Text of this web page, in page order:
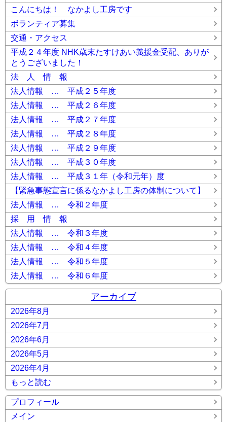
こんにちは！ なかよし工房です
ボランティア募集
交通・アクセス
平成２４年度 NHK歳末たすけあい義援金受配、ありが
とうございました！
法 人 情 報
法人情報 … 平成２５年度
法人情報 … 平成２６年度
法人情報 … 平成２７年度
法人情報 … 平成２８年度
法人情報 … 平成２９年度
法人情報 … 平成３０年度
法人情報 … 平成３１年（令和元年）度
【緊急事態宣言に係るなかよし工房の体制について】
法人情報 … 令和２年度
採 用 情 報
法人情報 … 令和３年度
法人情報 … 令和４年度
法人情報 … 令和５年度
法人情報 … 令和６年度
アーカイブ
2026年8月
2026年7月
2026年6月
2026年5月
2026年4月
もっと読む
プロフィール
メイン